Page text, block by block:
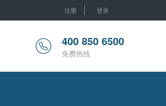
注册 登录
400 850 6500
免费热线